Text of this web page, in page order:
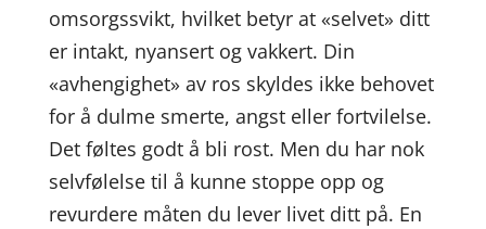
omsorgssvikt, hvilket betyr at «selvet» ditt
er intakt, nyansert og vakkert. Din
«avhengighet» av ros skyldes ikke behovet
for å dulme smerte, angst eller fortvilelse.
Det føltes godt å bli rost. Men du har nok
selvfølelse til å kunne stoppe opp og
revurdere måten du lever livet ditt på. En